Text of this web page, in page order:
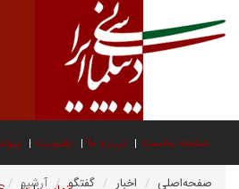
صفحه نخست درباره ما عضویت
صفحه‌اصلی اخبار گفتگو آرشیو